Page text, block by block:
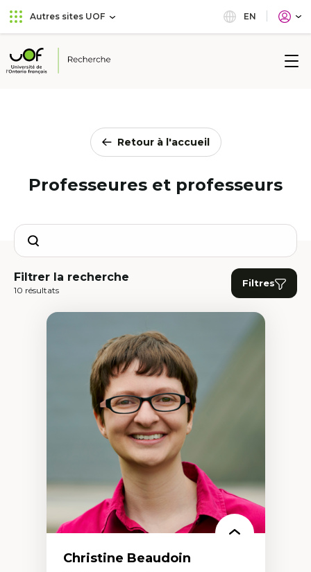
Aller
au
principal
Passer
au
Autres sites UOF EN
Université
Retour à l'accueil
Professeures et professeurs
Search
Filtrer la recherche
10 résultats
Filtres
Christine Beaudoin